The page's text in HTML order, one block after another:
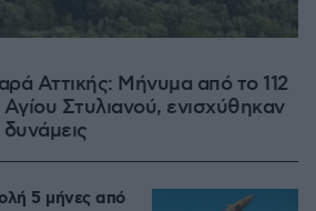
Αττικής: Μήνυμα από το 112
Στυλιανού, ενισχύθηκαν
5 μήνες από